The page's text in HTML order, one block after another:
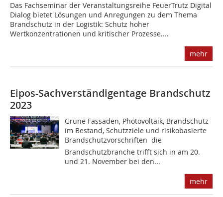
Das Fachseminar der Veranstaltungsreihe FeuerTrutz Digital
Dialog bietet Lösungen und Anregungen zu dem Thema
Brandschutz in der Logistik: Schutz hoher
Wertkonzentrationen und kritischer Prozesse....
mehr
Eipos-Sachverständigentage Brandschutz
2023
Grüne Fassaden, Photovoltaik, Brandschutz
im Bestand, Schutzziele und risikobasierte
Brandschutzvorschriften  die
Brandschutzbranche trifft sich in am 20.
und 21. November bei den...
mehr